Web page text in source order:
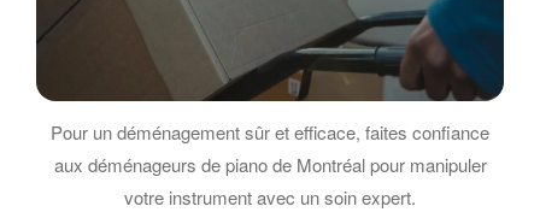
Pour un déménagement sûr et efficace, faites confiance
aux déménageurs de piano de Montréal pour manipuler
votre instrument avec un soin expert.